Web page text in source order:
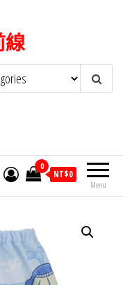
線
Menu
0
NT$0